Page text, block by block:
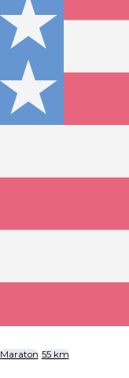
Maraton 55 km